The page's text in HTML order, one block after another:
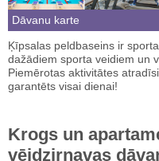
Dāvanu karte
Ķīpsalas peldbaseins ir
dažādiem sporta veidiem un
Piemērotas aktivitātes
garantēts visai dienai!
Krogs un
vējdzirnavas